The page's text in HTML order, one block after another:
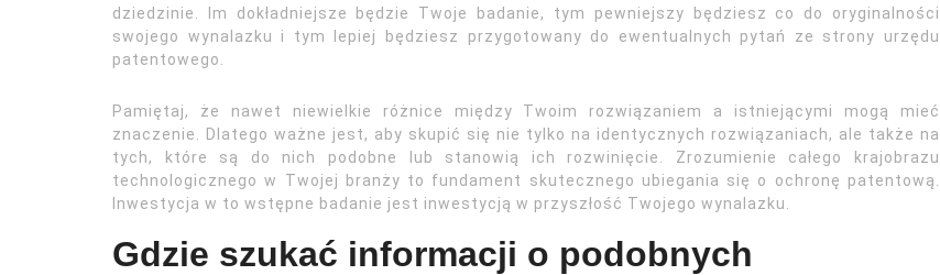
dziedzinie. Im dokładniejsze będzie Twoje badanie, tym pewniejszy będziesz co do oryginalności
swojego wynalazku i tym lepiej będziesz przygotowany do ewentualnych pytań ze strony urzędu
patentowego.
Pamiętaj, że nawet niewielkie różnice między Twoim rozwiązaniem a istniejącymi mogą mieć
znaczenie. Dlatego ważne jest, aby skupić się nie tylko na identycznych rozwiązaniach, ale także na
tych, które są do nich podobne lub stanowią ich rozwinięcie. Zrozumienie całego krajobrazu
technologicznego w Twojej branży to fundament skutecznego ubiegania się o ochronę patentową.
Inwestycja w to wstępne badanie jest inwestycją w przyszłość Twojego wynalazku.
Gdzie szukać informacji o podobnych